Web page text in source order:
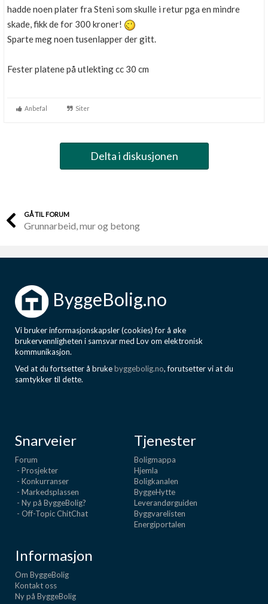
hadde noen plater fra Steni som skulle i retur pga en mindre
skade, fikk de for 300 kroner!
Sparte meg noen tusenlapper der gitt.
Fester platene på utlekting cc 30 cm
Anbefal Siter
Delta i diskusjonen
GÅ TIL FORUM
Grunnarbeid, mur og betong
ByggeBolig.no
Vi bruker informasjonskapsler (cookies) for å øke
brukervennligheten i samsvar med Lov om elektronisk
kommunikasjon.
Ved at du fortsetter å brukebyggebolig.no, forutsetter vi at du
samtykker til dette.
Snarveier
Forum
- Prosjekter
- Konkurranser
- Markedsplassen
- Ny på ByggeBolig?
- Off-Topic ChitChat
Tjenester
Boligmappa
Hjemla
Boligkanalen
ByggeHytte
Leverandørguiden
Byggvarelisten
Energiportalen
Informasjon
Om ByggeBolig
Kontakt oss
Ny på ByggeBolig